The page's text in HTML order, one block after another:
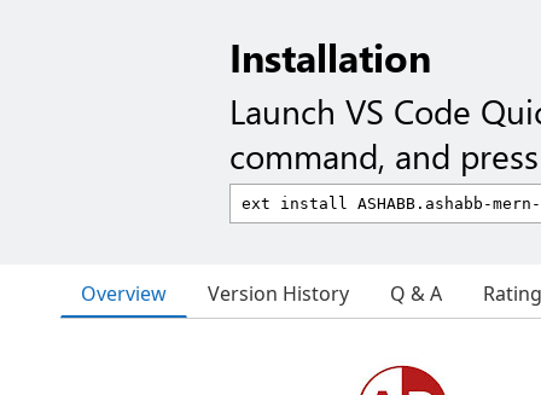
Installation
Launch VS Code
command, and
Overview Version History Q & A